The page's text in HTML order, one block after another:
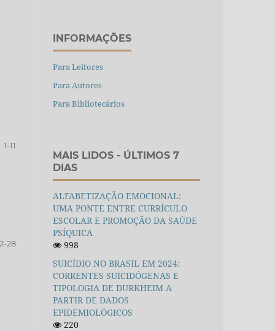
1-11
28
INFORMAÇÕES
Para Leitores
Para Autores
Para Bibliotecários
MAIS LIDOS - ÚLTIMOS 7
DIAS
ALFABETIZAÇÃO EMOCIONAL:
UMA PONTE ENTRE CURRÍCULO
ESCOLAR E PROMOÇÃO DA SAÚDE
PSÍQUICA
998
SUICÍDIO NO BRASIL EM 2024:
CORRENTES SUICIDÓGENAS E
TIPOLOGIA DE DURKHEIM A
PARTIR DE DADOS
EPIDEMIOLÓGICOS
220